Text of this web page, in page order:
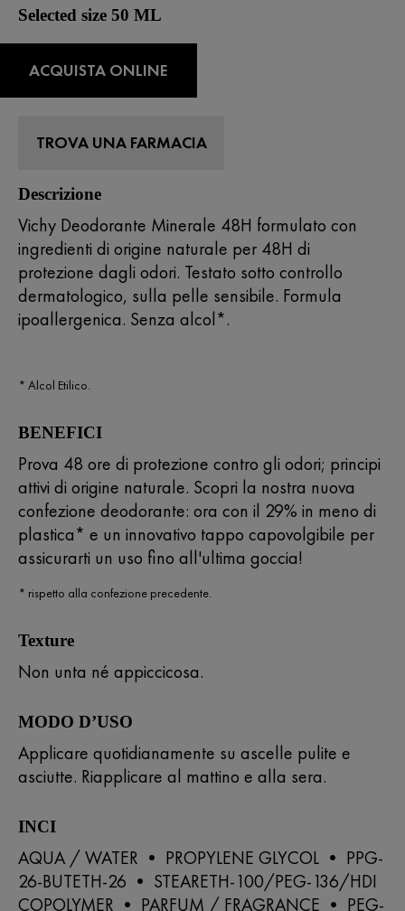
su
5
,
medio.
Reviews.
alla
pagina.
Selected size 50 ML
ACQUISTA ONLINE
TROVA UNA FARMACIA
Descrizione
Vichy Deodorante Minerale 48H formulato con
ingredienti di origine naturale per 48H di
protezione dagli odori. Testato sotto controllo
dermatologico, sulla pelle sensibile. Formula
ipoallergenica. Senza alcol*.
* Alcol Etilico.
BENEFICI
Prova 48 ore di protezione contro gli odori; principi
attivi di origine naturale. Scopri la nostra nuova
confezione deodorante: ora con il 29% in meno di
plastica* e un innovativo tappo capovolgibile per
assicurarti un uso fino all'ultima goccia!
* rispetto alla confezione precedente.
Texture
Non unta né appiccicosa.
MODO D’USO
Applicare quotidianamente su ascelle pulite e
asciutte. Riapplicare al mattino e alla sera.
INCI
AQUA / WATER • PROPYLENE GLYCOL • PPG-
26-BUTETH-26 • STEARETH-100/PEG-136/HDI
COPOLYMER • PARFUM / FRAGRANCE • PEG-